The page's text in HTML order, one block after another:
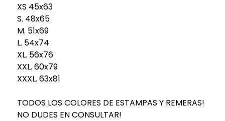
XS 45x63
S. 48x65
M. 51x69
L. 54x74
XL. 56x76
XXL. 60x79
XXXL. 63x81
TODOS LOS COLORES DE ESTAMPAS Y REMERAS!
NO DUDES EN CONSULTAR!